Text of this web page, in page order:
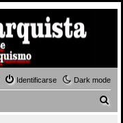
Dark mode
Identificarse